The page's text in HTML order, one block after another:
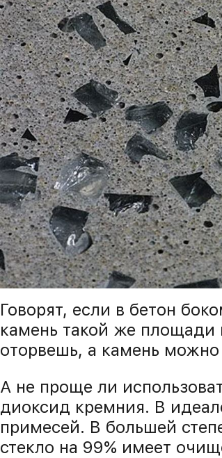
Говорят, если в бетон
камень такой же площади
оторвешь, а камень можно
А не проще ли
диоксид кремния. В
примесей. В большей
стекло на 99% имеет